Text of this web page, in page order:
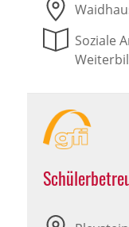
Soziale